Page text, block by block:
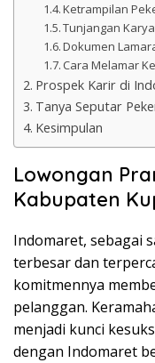
Ketrampilan
Tunjangan
Dokumen
Cara Melamar
Prospek Karir di
Tanya Seputar
Kesimpulan
Lowongan
Kabupaten
Indomaret, sebagai
terbesar dan
komitmennya
pelanggan.
menjadi kunci
dengan Indomaret